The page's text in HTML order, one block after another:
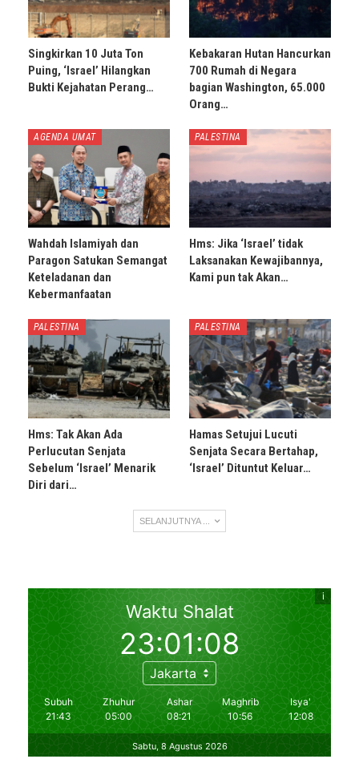
Singkirkan 10 Juta Ton
Puing, ‘Israel’ Hilangkan
Bukti Kejahatan Perang…
Kebakaran Hutan Hancurkan
700 Rumah di Negara
bagian Washington, 65.000
Orang…
AGENDA UMAT
Wahdah Islamiyah dan
Paragon Satukan Semangat
Keteladanan dan
Kebermanfaatan
PALESTINA
Hms: Jika ‘Israel’ tidak
Laksanakan Kewajibannya,
Kami pun tak Akan…
PALESTINA
Hms: Tak Akan Ada
Perlucutan Senjata
Sebelum ‘Israel’ Menarik
Diri dari…
PALESTINA
Hamas Setujui Lucuti
Senjata Secara Bertahap,
‘Israel’ Dituntut Keluar…
SELANJUTNYA ...